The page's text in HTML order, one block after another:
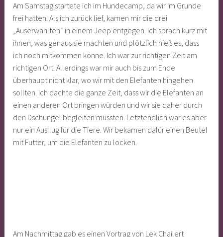
Am Samstag startete ich im Hundecamp, da wir im Grunde
frei hatten. Als ich zurück lief, kamen mir die drei
„Auserwählten“ in einem Jeep entgegen. Ich sprach kurz mit
ihnen, was genaus sie machten und plötzlich hieß es, dass
ich noch mitkommen könne. Ich war zur richtigen Zeit am
richtigen Ort. Allerdings war mir auch bis zum Ende
überhaupt nicht klar, wo wir mit den Elefanten hingehen
sollten. Ich dachte die ganze Zeit, dass wir die Elefanten an
einen anderen Ort bringen würden und wir sie daher durch
den Dschungel begleiten müssten. Letztendlich war es aber
nur ein Ausflug für die Tiere. Wir bekamen dafür einen Beutel
mit Futter, um die Elefanten zu locken.
Am Nachmittag gab es einen Vortrag von Lek Chailert